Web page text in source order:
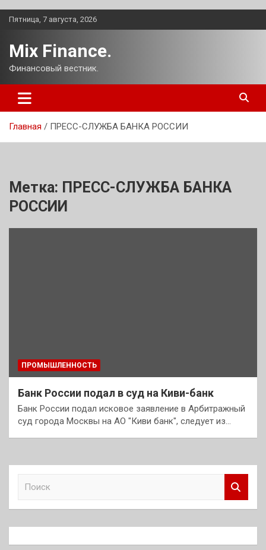
Перейти
Пятница, 7 августа, 2026
Mix Finance.
Финансовый вестник.
Главная ПРЕСС-СЛУЖБА БАНКА РОССИИ
Метка: ПРЕСС-СЛУЖБА БАНКА
РОССИИ
ПРОМЫШЛЕННОСТЬ
Банк России подал в суд на Киви-банк
Банк России подал исковое заявление в Арбитражный
суд города Москвы на АО "Киви банк", следует из…
к